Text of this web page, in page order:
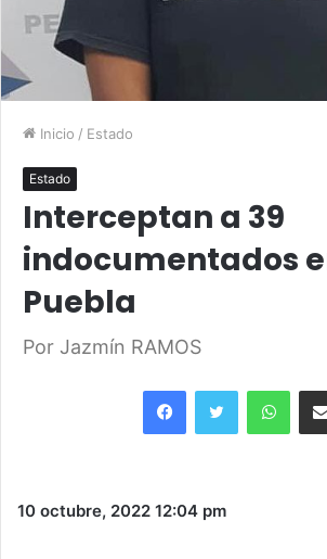
Inicio / Estado
Estado
Interceptan a 39
indocumentados
Puebla
Por Jazmín RAMOS
FacebookTwitter
10 octubre, 2022 12:04 pm